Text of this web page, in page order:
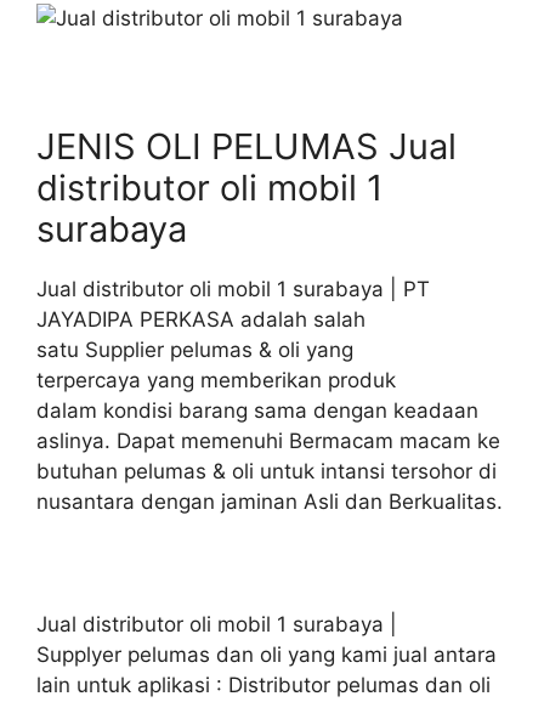
JENIS OLI PELUMAS Jual
distributor oli mobil 1
surabaya
Jual distributor oli mobil 1 surabaya | PT
JAYADIPA PERKASA adalah salah
satu Supplier pelumas & oli yang
terpercaya yang memberikan produk
dalam kondisi barang sama dengan keadaan
aslinya. Dapat memenuhi Bermacam macam ke
butuhan pelumas & oli untuk intansi tersohor di
nusantara dengan jaminan Asli dan Berkualitas.
Jual distributor oli mobil 1 surabaya |
Supplyer pelumas dan oli yang kami jual antara
lain untuk aplikasi : Distributor pelumas dan oli